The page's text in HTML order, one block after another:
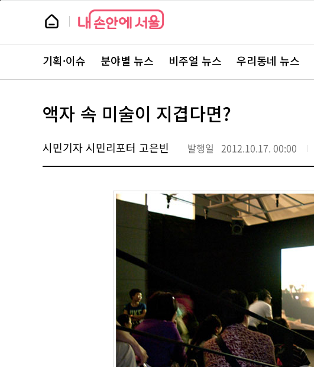
본
뉴
스
뉴
스
주
서
바
로
기획·이슈 분야별 뉴스 비주얼 뉴스 우리동네 뉴스
액자 속 미술이 지겹다면?
시민기자 시민리포터 고은빈 발행일 2012.10.17. 00:00
페